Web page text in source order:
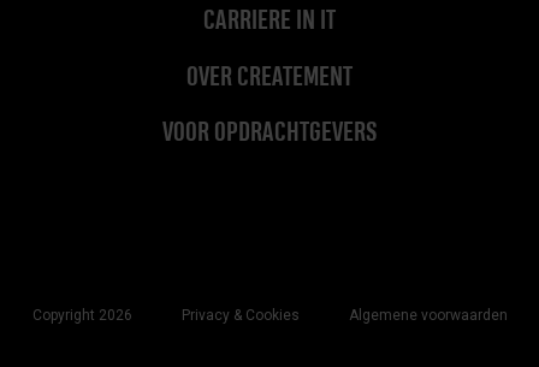
CARRIERE IN IT
OVER CREATEMENT
VOOR OPDRACHTGEVERS
Copyright 2026 Privacy & Cookies Algemene voorwaarden